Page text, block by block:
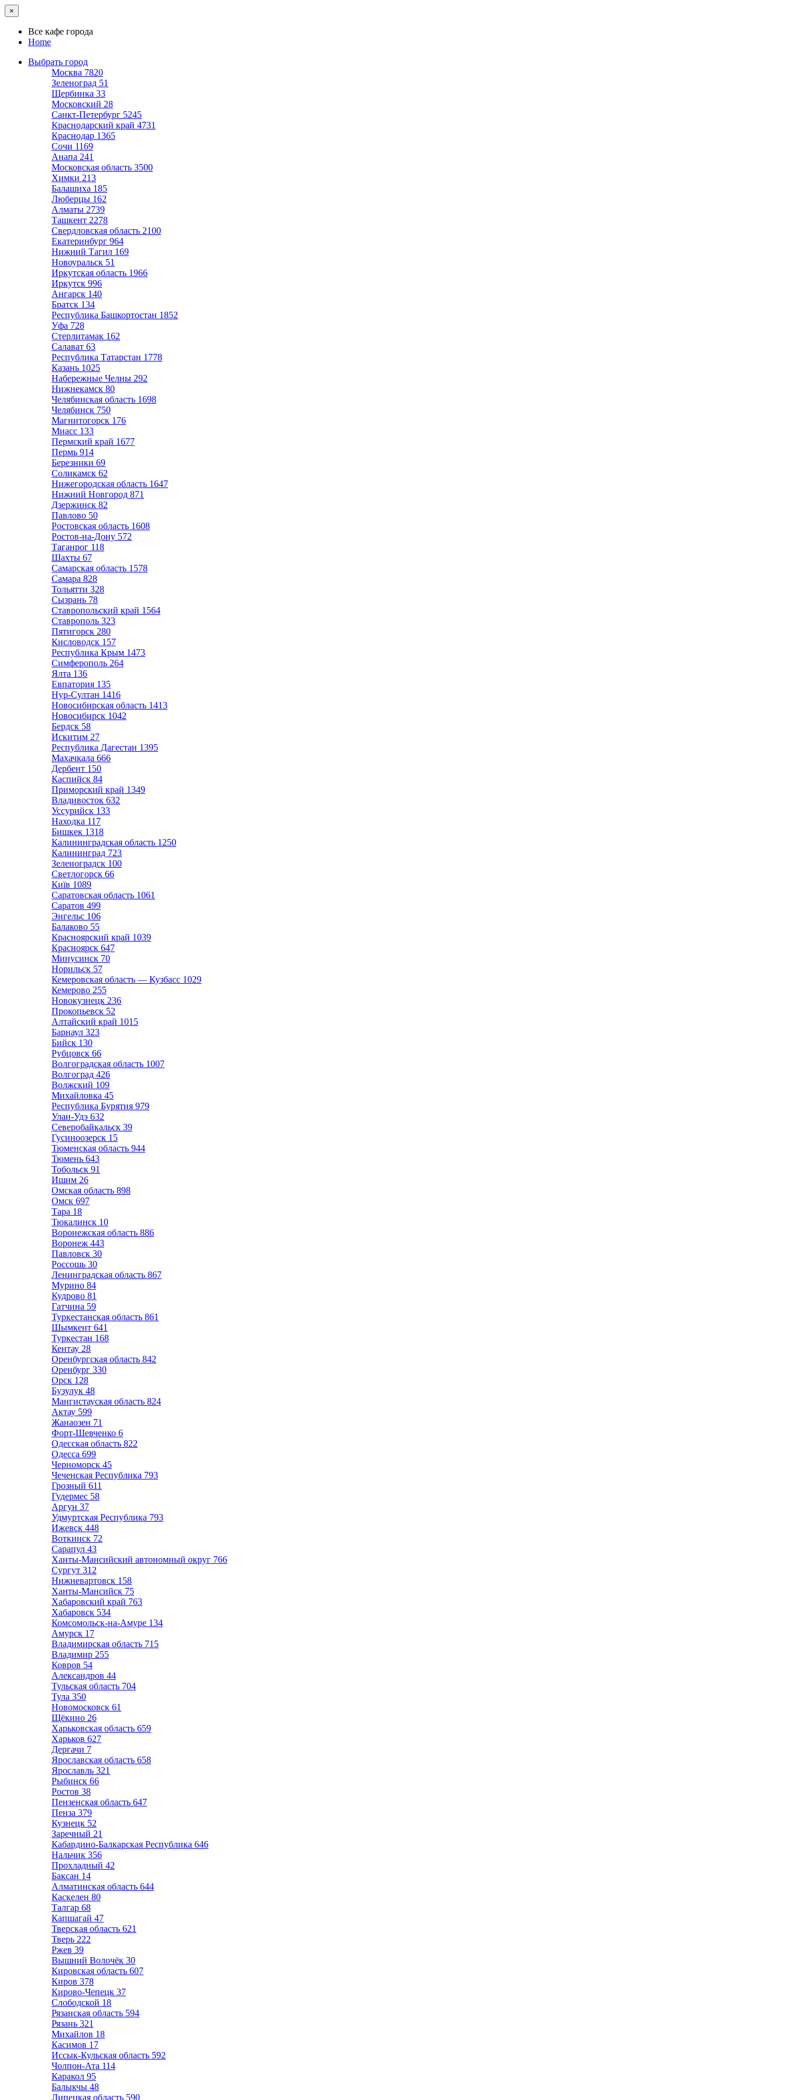
×
Все кафе города
Home
Выбрать город
Москва 7820
Зеленоград 51
Щербинка 33
Московский 28
Санкт-Петербург 5245
Краснодарский край 4731
Краснодар 1365
Сочи 1169
Анапа 241
Московская область 3500
Химки 213
Балашиха 185
Люберцы 162
Алматы 2739
Ташкент 2278
Свердловская область 2100
Екатеринбург 964
Нижний Тагил 169
Новоуральск 51
Иркутская область 1966
Иркутск 996
Ангарск 140
Братск 134
Республика Башкортостан 1852
Уфа 728
Стерлитамак 162
Салават 63
Республика Татарстан 1778
Казань 1025
Набережные Челны 292
Нижнекамск 80
Челябинская область 1698
Челябинск 750
Магнитогорск 176
Миасс 133
Пермский край 1677
Пермь 914
Березники 69
Соликамск 62
Нижегородская область 1647
Нижний Новгород 871
Дзержинск 82
Павлово 50
Ростовская область 1608
Ростов-на-Дону 572
Таганрог 118
Шахты 67
Самарская область 1578
Самара 828
Тольятти 328
Сызрань 78
Ставропольский край 1564
Ставрополь 323
Пятигорск 280
Кисловодск 157
Республика Крым 1473
Симферополь 264
Ялта 136
Евпатория 135
Нур-Султан 1416
Новосибирская область 1413
Новосибирск 1042
Бердск 58
Искитим 27
Республика Дагестан 1395
Махачкала 666
Дербент 150
Каспийск 84
Приморский край 1349
Владивосток 632
Уссурийск 133
Находка 117
Бишкек 1318
Калининградская область 1250
Калининград 723
Зеленоградск 100
Светлогорск 66
Київ 1089
Саратовская область 1061
Саратов 499
Энгельс 106
Балаково 55
Красноярский край 1039
Красноярск 647
Минусинск 70
Норильск 57
Кемеровская область — Кузбасс 1029
Кемерово 255
Новокузнецк 236
Прокопьевск 52
Алтайский край 1015
Барнаул 323
Бийск 130
Рубцовск 66
Волгоградская область 1007
Волгоград 426
Волжский 109
Михайловка 45
Республика Бурятия 979
Улан-Удэ 632
Северобайкальск 39
Гусиноозерск 15
Тюменская область 944
Тюмень 643
Тобольск 91
Ишим 26
Омская область 898
Омск 697
Тара 18
Тюкалинск 10
Воронежская область 886
Воронеж 443
Павловск 30
Россошь 30
Ленинградская область 867
Мурино 84
Кудрово 81
Гатчина 59
Туркестанская область 861
Шымкент 641
Туркестан 168
Кентау 28
Оренбургская область 842
Оренбург 330
Орск 128
Бузулук 48
Мангистауская область 824
Актау 599
Жанаозен 71
Форт-Шевченко 6
Одесская область 822
Одесса 699
Черноморск 45
Чеченская Республика 793
Грозный 611
Гудермес 58
Аргун 37
Удмуртская Республика 793
Ижевск 448
Воткинск 72
Сарапул 43
Ханты-Мансийский автономный округ 766
Сургут 312
Нижневартовск 158
Ханты-Мансийск 75
Хабаровский край 763
Хабаровск 534
Комсомольск-на-Амуре 134
Амурск 17
Владимирская область 715
Владимир 255
Ковров 54
Александров 44
Тульская область 704
Тула 350
Новомосковск 61
Щёкино 26
Харьковская область 659
Харьков 627
Дергачи 7
Ярославская область 658
Ярославль 321
Рыбинск 66
Ростов 38
Пензенская область 647
Пенза 379
Кузнецк 52
Заречный 21
Кабардино-Балкарская Республика 646
Нальчик 356
Прохладный 42
Баксан 14
Алматинская область 644
Каскелен 80
Талгар 68
Капшагай 47
Тверская область 621
Тверь 222
Ржев 39
Вышний Волочёк 30
Кировская область 607
Киров 378
Кирово-Чепецк 37
Слободской 18
Рязанская область 594
Рязань 321
Михайлов 18
Касимов 17
Иссык-Кульская область 592
Чолпон-Ата 114
Каракол 95
Балыкчы 48
Липецкая область 590